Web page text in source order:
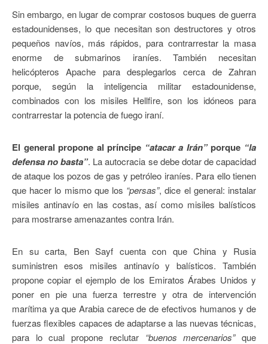
Sin embargo, en lugar de comprar costosos buques de guerra
estadounidenses, lo que necesitan son destructores y otros
pequeños navíos, más rápidos, para contrarrestar la masa
enorme de submarinos iraníes. También necesitan
helicópteros Apache para desplegarlos cerca de Zahran
porque, según la inteligencia militar estadounidense,
combinados con los misiles Hellfire, son los idóneos para
contrarrestar la potencia de fuego iraní.
El general propone al príncipe “atacar a Irán”porque “la
defensa no basta”. La autocracia se debe dotar de capacidad
de ataque los pozos de gas y petróleo iraníes. Para ello tienen
que hacer lo mismo que los “persas”, dice el general: instalar
misiles antinavío en las costas, así como misiles balísticos
para mostrarse amenazantes contra Irán.
En su carta, Ben Sayf cuenta con que China y Rusia
suministren esos misiles antinavío y balísticos. También
propone copiar el ejemplo de los Emiratos Árabes Unidos y
poner en pie una fuerza terrestre y otra de intervención
marítima ya que Arabia carece de de efectivos humanos y de
fuerzas flexibles capaces de adaptarse a las nuevas técnicas,
para lo cual propone reclutar “buenos mercenarios”que